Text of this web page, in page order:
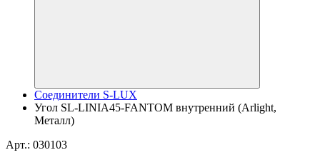
Соединители S-LUX
Угол SL-LINIA45-FANTOM внутренний (Arlight,
Металл)
Арт.: 030103